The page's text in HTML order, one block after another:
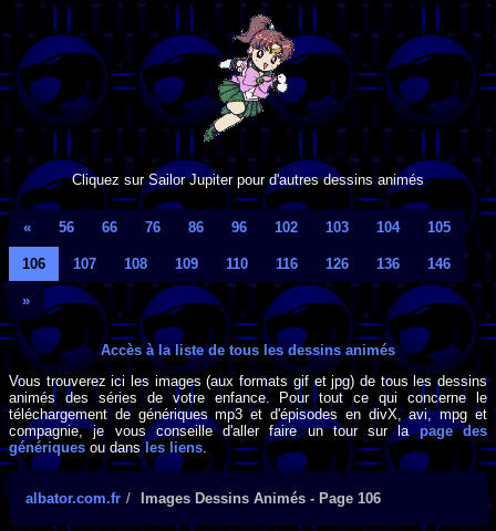
Cliquez sur Sailor Jupiter pour d'autres dessins animés
« 56 66 76 86 96 102 103 104 105
106 107 108 109 110 116 126 136 146
»
Accès à la liste de tous les dessins animés
Vous trouverez ici les images (aux formats gif et jpg) de tous les dessins
animés des séries de votre enfance. Pour tout ce qui concerne le
téléchargement de génériques mp3 et d'épisodes en divX, avi, mpg et
compagnie, je vous conseille d'aller faire un tour sur lapage des
génériquesou dansles liens.
albator.com.fr Images Dessins Animés - Page 106